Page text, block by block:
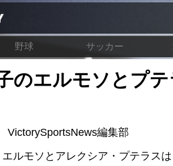
野球 サッカー
のエルモソとプ
VictorySportsNews編集部
ルモソとアレクシア・プテラス